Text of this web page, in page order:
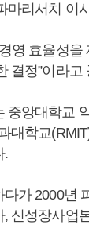
마리서치 이
영 효율성
결정”이라고
중앙대학교
대학교
.
가 2000년
신성장사업